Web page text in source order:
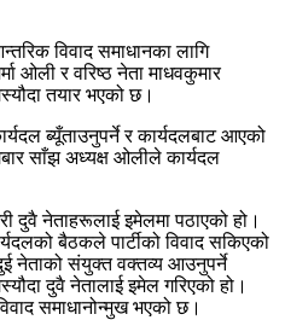
विवाद समाधानका लागि
ओली र वरिष्ठ नेता माधवकुमार
तयार भएको छ।
ब्यूँताउनुपर्ने र कार्यदलबाट आएको
साँझ अध्यक्ष ओलीले कार्यदल
दुवै नेताहरूलाई इमेलमा पठाएको हो।
बैठकले पार्टीको विवाद सकिएको
नेताको संयुक्त वक्तव्य आउनुपर्ने
दुवै नेतालाई इमेल गरिएको हो।
समाधानोन्मुख भएको छ।